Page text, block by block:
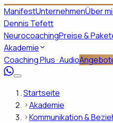
ManifestUnternehmenÜber
Dennis Tefett
NeurocoachingPreise &
Akademie
Coaching Plus · Audio
Startseite
Akademie
Kommunikation &